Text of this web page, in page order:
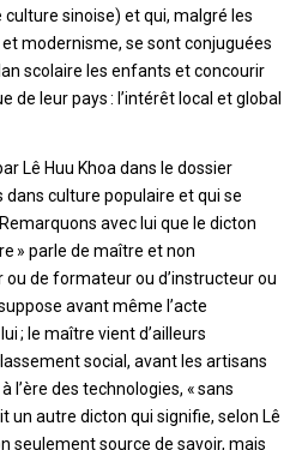
sinoise) et qui, malgré les
modernisme, se sont conjuguées
scolaire les enfants et concourir
de leur pays : l’intérêt local et global
Lê Huu Khoa dans le dossier
culture populaire et qui se
avec lui que le dicton
» parle de maître et non
ou de formateur ou d’instructeur ou
avant même l’acte
; le maître vient d’ailleurs
social, avant les artisans
l’ère des technologies, « sans
un autre dicton qui signifie, selon Lê
seulement source de savoir, mais